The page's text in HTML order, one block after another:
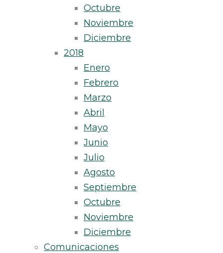
Octubre
Noviembre
Diciembre
2018
Enero
Febrero
Marzo
Abril
Mayo
Junio
Julio
Agosto
Septiembre
Octubre
Noviembre
Diciembre
Comunicaciones